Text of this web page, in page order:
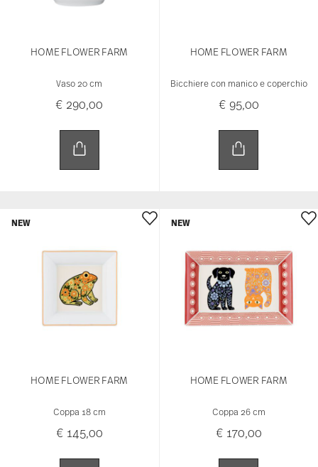
HOME FLOWER FARM
Vaso 20 cm
€ 290,00
HOME FLOWER FARM
Bicchiere con manico e coperchio
€ 95,00
HOME FLOWER FARM
Coppa 18 cm
€ 145,00
NEW
HOME FLOWER FARM
Coppa 26 cm
€ 170,00
NEW